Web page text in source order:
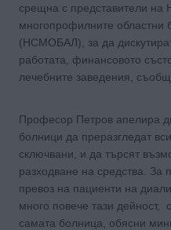
срещна с представители на
многопрофилните областни
(НСМОБАЛ), за да
работата, финансовото
лечебните заведения,
Професор Петров апелира
болници да преразгледат
сключвани, и да търсят
разходване на средства. За
превоз на пациенти на
много повече тази дейност,
самата болница, обясни